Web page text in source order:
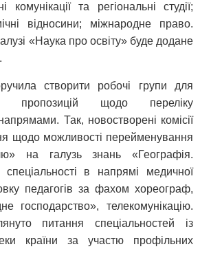
комунікації та регіональні студії;
відносини; міжнародне право.
«Наука про освіту» буде додане
створити робочі групи для
пропозицій щодо переліку
Так, новостворені комісії
щодо можливості перейменування
на галузь знань «Географія.
спеціальності в напрямі медичної
педагогів за фахом хореограф,
господарство», телекомунікацію.
питання спеціальностей із
країни за участю профільних